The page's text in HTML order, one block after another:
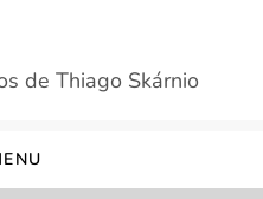
de Thiago Skárnio